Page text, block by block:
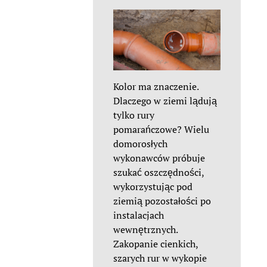
Kolor ma znaczenie.
Dlaczego w ziemi lądują
tylko rury
pomarańczowe? Wielu
domorosłych
wykonawców próbuje
szukać oszczędności,
wykorzystując pod
ziemią pozostałości po
instalacjach
wewnętrznych.
Zakopanie cienkich,
szarych rur w wykopie